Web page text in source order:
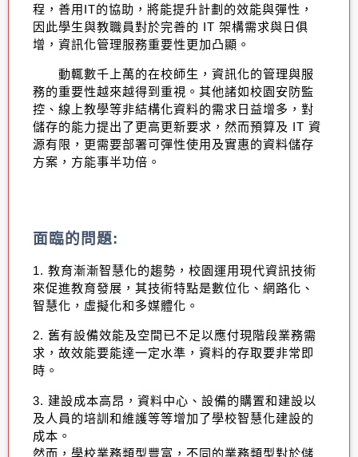
程，善用 IT的協助，將能提升計劃的效能與彈性，
因此學生與教職員對於完善的 IT 架構需求與日俱
增，資訊化管理服務重要性更加凸顯。
動輒數千上萬的在校師生，資訊化的管理與服
務的重要性越來越得到重視。其他諸如校園安防監
控、線上教學等非結構化資料的需求日益增多 ， 對
儲存的能力提出了更高更新要求，然而預算及 IT 資
源有限，更需要部署可彈性使用及實惠的資料儲存
方案，方能事半功倍。
面臨的問題:
1. 教育漸漸智慧化的趨勢，校園運用現代資訊技術
來促進教育發展，其技術特點是數位化、網路化、
智慧化，虛擬化和多媒體化。
2. 舊有設備效能及空間已不足以應付現階段業務需
求，故效能要能達一定水準，資料的存取要非常即
時。
3. 建設成本高昂，資料中心、設備的購置和建設以
及人員的培訓和維護等等增加了學校智慧化建設的
成本。
然而，學校業務類型豐富，不同的業務類型對於儲